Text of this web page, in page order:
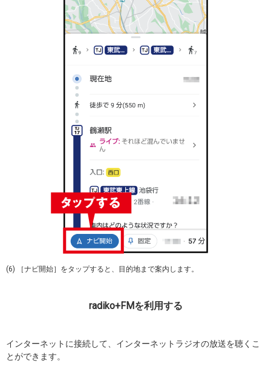
(6) ［ナビ開始］をタップすると、目的地まで案内します。
radiko+FMを利用する
インターネットに接続して、インターネットラジオの放送を聴くこ
とができます。